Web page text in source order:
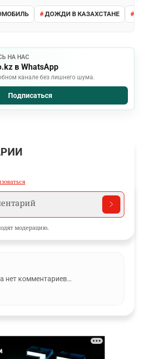
ДОЖДИ В КАЗАХСТАНЕ
НА НАС
в WhatsApp
канале без лишнего шума.
Подписаться
модерацию.
нет комментариев…